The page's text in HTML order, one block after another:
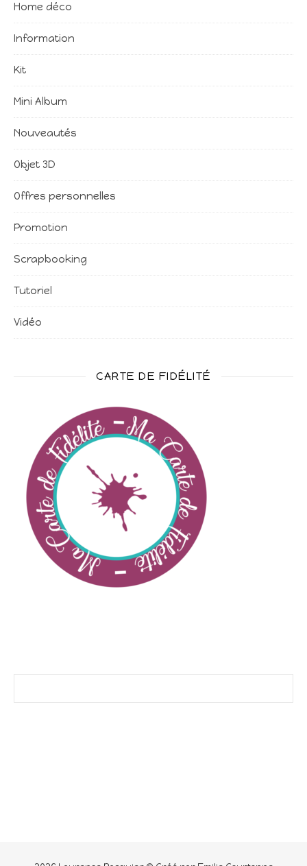
Home déco
Information
Kit
Mini Album
Nouveautés
Objet 3D
Offres personnelles
Promotion
Scrapbooking
Tutoriel
Vidéo
CARTE DE FIDÉLITÉ